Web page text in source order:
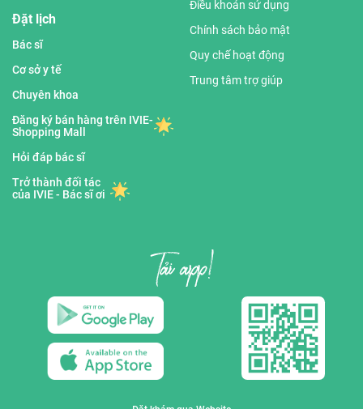
Đặt lịch
Bác sĩ
Cơ sở y tế
Chuyên khoa
Đăng ký bán hàng trên IVIE-
Shopping Mall
Hỏi đáp bác sĩ
Trở thành đối tác
của IVIE - Bác sĩ ơi
Điều khoản sử dụng
Chính sách bảo mật
Quy chế hoạt động
Trung tâm trợ giúp